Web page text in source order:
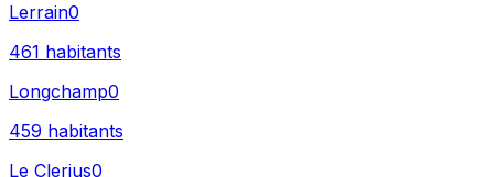
Lerrain0
461 habitants
Longchamp0
459 habitants
Le Clerjus0